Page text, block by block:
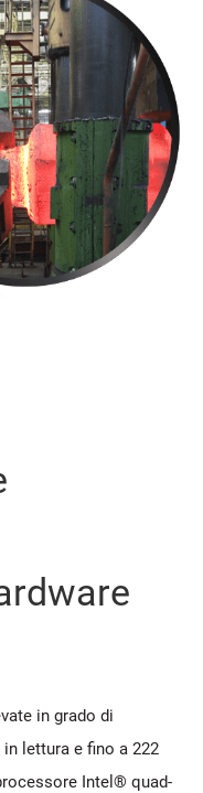
in grado di
lettura e fino a 222
Intel® quad-